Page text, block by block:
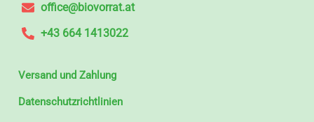
office@biovorrat.at
+43 664 1413022
Versand und Zahlung
Datenschutzrichtlinien